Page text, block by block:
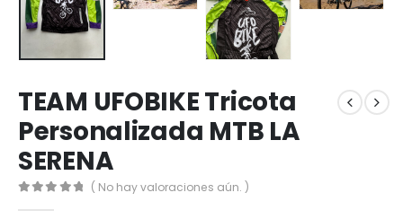
TEAM UFOBIKE Tricota
Personalizada MTB LA
SERENA
( No hay valoraciones aún. )